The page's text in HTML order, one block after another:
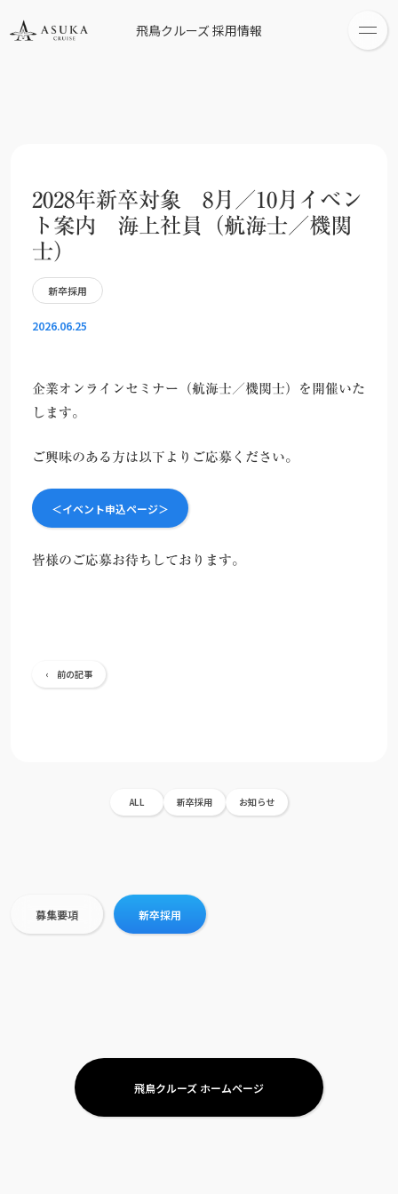
飛鳥クルーズ 採用情報
2028年新卒対象 8月／10月イベン
ト案内 海上社員（航海士／機関
士）
新卒採用
2026.06.25
企業オンラインセミナー（航海士／機関士）を開催いた
します。
ご興味のある方は以下よりご応募ください。
＜イベント申込ページ＞
皆様のご応募お待ちしております。
‹ 前の記事
ALL 新卒採用 お知らせ
募集要項 新卒採用
飛鳥クルーズ ホームページ